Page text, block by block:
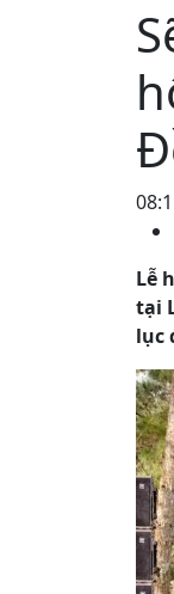
Lễ
tại
lục